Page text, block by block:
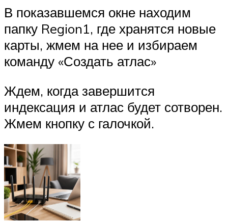
В показавшемся окне находим
папку Region1, где хранятся новые
карты, жмем на нее и избираем
команду «Создать атлас»
Ждем, когда завершится
индексация и атлас будет сотворен.
Жмем кнопку с галочкой.